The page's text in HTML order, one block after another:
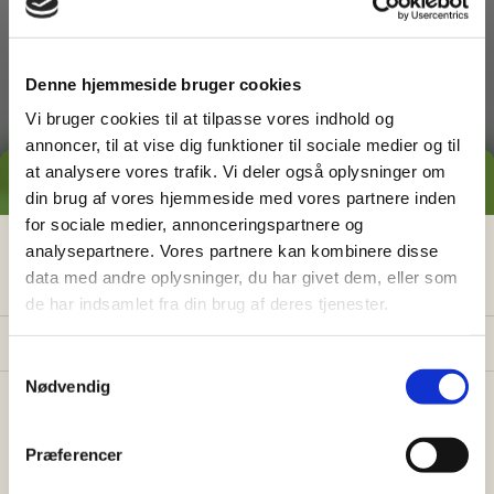
Denne hjemmeside bruger cookies
Vi bruger cookies til at tilpasse vores indhold og
annoncer, til at vise dig funktioner til sociale medier og til
at analysere vores trafik. Vi deler også oplysninger om
din brug af vores hjemmeside med vores partnere inden
for sociale medier, annonceringspartnere og
analysepartnere. Vores partnere kan kombinere disse
data med andre oplysninger, du har givet dem, eller som
de har indsamlet fra din brug af deres tjenester.
Nødvendig
Præferencer
Græsslåning
GRATIS PRISESTIMAT
Hvad koster detegentligat få
hjælp i haven?
Få vores prisguide med faste timepriser, eksempler
Konkrete eksempler på typiske opgaver
Sådan sparer du 26% med servicefradraget